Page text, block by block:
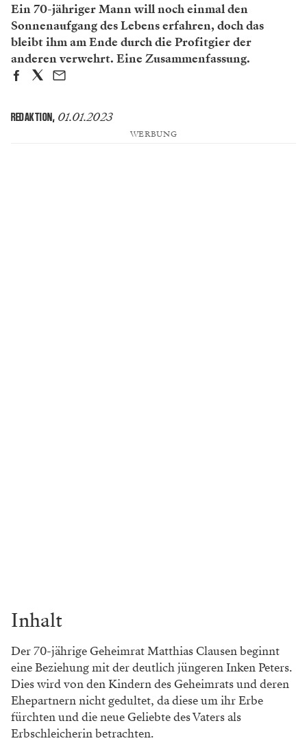
Ein 70-jähriger Mann will noch einmal den
Sonnenaufgang des Lebens erfahren, doch das
bleibt ihm am Ende durch die Profitgier der
anderen verwehrt. Eine Zusammenfassung.
REDAKTION, 01.01.2023
WERBUNG
Inhalt
Der 70-jährige Geheimrat Matthias Clausen beginnt
eine Beziehung mit der deutlich jüngeren Inken Peters.
Dies wird von den Kindern des Geheimrats und deren
Ehepartnern nicht gedultet, da diese um ihr Erbe
fürchten und die neue Geliebte des Vaters als
Erbschleicherin betrachten.